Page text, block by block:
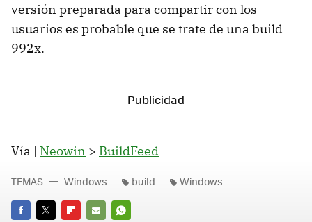
versión preparada para compartir con los
usuarios es probable que se trate de una build
992x.
Vía | Neowin > BuildFeed
TEMAS Windows build Windows